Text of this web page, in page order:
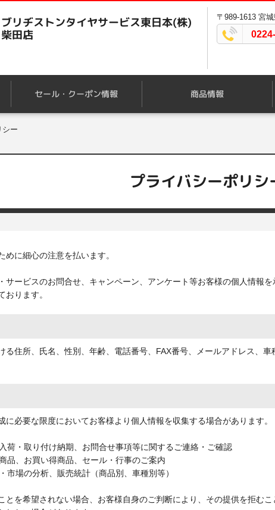
ブリヂストンタイヤサービス東日本(株)
柴田店
〒989-1613 宮
セール・クーポン情報 商品情報
シー
プライバシーポリシ
に細心の注意を払います。
サービスのお問合せ、キャンペーン、アンケート等お客様の個人情報
おります。
る住所、氏名、性別、年齢、電話番号、FAX番号、メールアドレス、
に必要な限度においてお客様より個人情報を収集する場合があります。
荷・取り付け納期、お問合せ事項等に関するご連絡・ご確認
品、お買い得商品、セール・行事のご案内
市場の分析、販売統計（商品別、車種別等）
とを希望されない場合、お客様自身のご判断により、その提供を拒む